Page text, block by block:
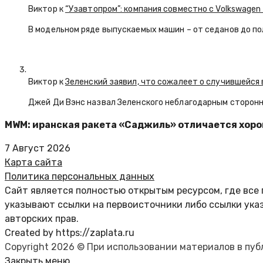
Виктор к“Узавтопром”: компания совместно с
В модельном ряде выпускаемых машин – от седанов до
Виктор кЗеленский заявил, что сожалеет о
Джей Ди Вэнс назвал Зеленского неблагодарным
MWM: иранская ракета «Саджиль» отличается
7 Август 2026
Карта сайта
Политика персональных данных
Сайт является полностью открытым ресурсом, где
указывают ссылки на первоисточники либо ссылки
авторских прав.
Created by https://zaplata.ru
Copyright 2026 © При использовании материалов в